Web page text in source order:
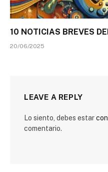
10 NOTICIAS BREVES
20/06/2025
LEAVE A REPLY
Lo siento, debes estar
comentario.